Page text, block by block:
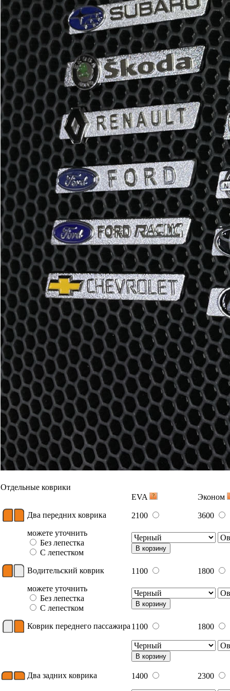
Отдельные коврики
EVA
Эконом
Два передних коврика 2100
3600
можете уточнить
Без лепестка
С лепестком
В корзину
Водительский коврик 1100
1800
можете уточнить
Без лепестка
С лепестком
В корзину
Коврик переднего пассажира 1100 1800
В корзину
Два задних коврика 1400 2300